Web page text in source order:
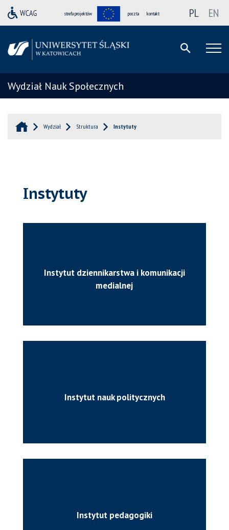
strefa projektów poczta kontakt PL EN
Wydział Nauk Społecznych
Wydział Struktura Instytuty
Instytuty
Instytut dziennikarstwa i komunikacji
medialnej
Instytut nauk politycznych
Instytut pedagogiki